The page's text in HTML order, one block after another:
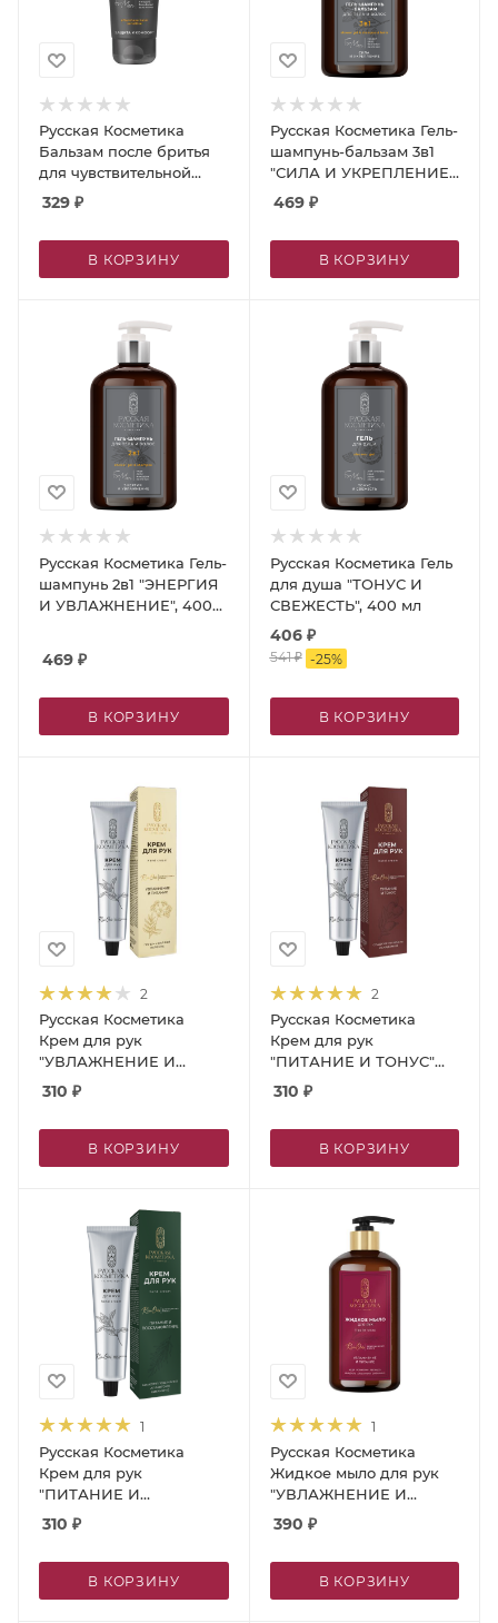
Русская Косметика
Бальзам после бритья
для чувствительной
кожи, 100 мл
329 ₽
В КОРЗИНУ
Русская Косметика Гель-
шампунь-бальзам 3в1
"СИЛА И УКРЕПЛЕНИЕ",
400 мл
469₽
В КОРЗИНУ
Русская Косметика Гель-
шампунь 2в1 "ЭНЕРГИЯ
И УВЛАЖНЕНИЕ", 400
469 ₽
В КОРЗИНУ
Русская Косметика Гель
для душа "ТОНУС И
СВЕЖЕСТЬ", 400 мл
406₽
541₽ -25%
В КОРЗИНУ
2
Русская Косметика
Крем для рук
"УВЛАЖНЕНИЕ И
ПИТАНИЕ"
310 ₽
В КОРЗИНУ
2
Русская Косметика
Крем для рук
"ПИТАНИЕ И ТОНУС"
Драгоценные масла
310 ₽
В КОРЗИНУ
1
Русская Косметика
Крем для рук
"ПИТАНИЕ И
ВОССТАНОВЛЕНИЕ"
310 ₽
В КОРЗИНУ
1
Русская Косметика
Жидкое мыло для рук
"УВЛАЖНЕНИЕ И
ПИТАНИЕ", 600 мл
390 ₽
В КОРЗИНУ